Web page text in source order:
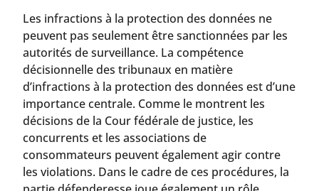
Les infractions à la protection des données ne
peuvent pas seulement être sanctionnées par les
autorités de surveillance. La compétence
décisionnelle des tribunaux en matière
d’infractions à la protection des données est d’une
importance centrale. Comme le montrent les
décisions de la Cour fédérale de justice, les
concurrents et les associations de
consommateurs peuvent également agir contre
les violations. Dans le cadre de ces procédures, la